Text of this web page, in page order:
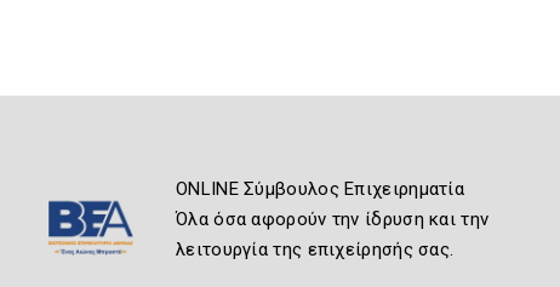
ONLINE Σύμβουλος Επιχειρηματία
Όλα όσα αφορούν την ίδρυση και την
λειτουργία της επιχείρησής σας.